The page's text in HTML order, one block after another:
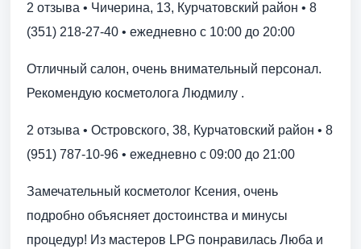
2 отзыва • Чичерина, 13, Курчатовский район • 8
(351) 218-27-40 • ежедневно с 10:00 до 20:00
Отличный салон, очень внимательный персонал.
Рекомендую косметолога Людмилу .
2 отзыва • Островского, 38, Курчатовский район • 8
(951) 787-10-96 • ежедневно с 09:00 до 21:00
Замечательный косметолог Ксения, очень
подробно объясняет достоинства и минусы
процедур! Из мастеров LPG понравилась Люба и